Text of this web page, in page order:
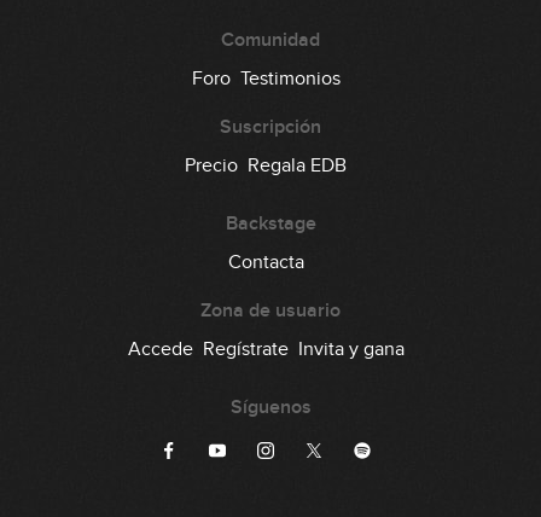
Comunidad
Foro Testimonios
Suscripción
Precio Regala EDB
Backstage
Contacta
Zona de usuario
Accede Regístrate Invita y gana
Síguenos